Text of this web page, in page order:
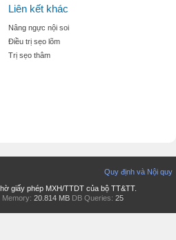
Liên kết khác
Nâng ngực nội soi
Điều trị sẹo lõm
Trị sẹo thâm
Quy định và Nội quy
giấy phép MXH/TTDT của bộ TT&TT.
Memory: 20.814 MB DB Queries: 25